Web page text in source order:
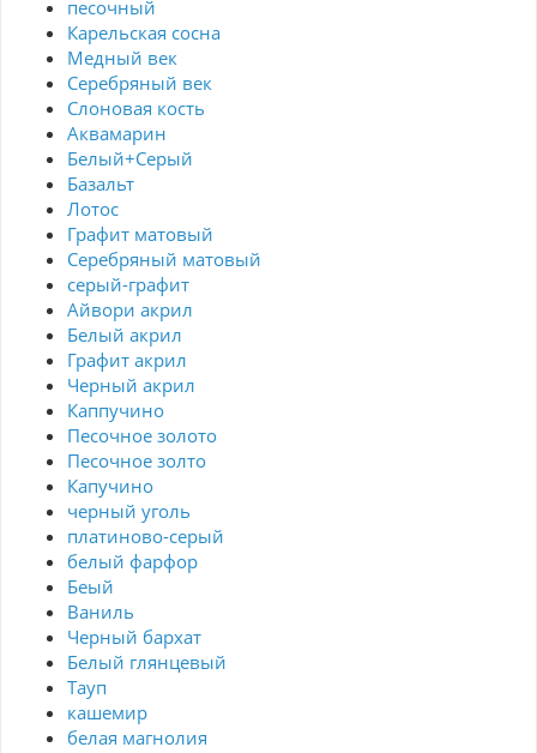
песочный
Карельская сосна
Медный век
Серебряный век
Cлоновая кость
Аквамарин
Белый+Серый
Базальт
Лотос
Графит матовый
Серебряный матовый
серый-графит
Айвори акрил
Белый акрил
Графит акрил
Черный акрил
Каппучино
Песочное золото
Песочное золто
Капучино
черный уголь
платиново-серый
белый фарфор
Беый
Ваниль
Черный бархат
Белый глянцевый
Тауп
кашемир
белая магнолия